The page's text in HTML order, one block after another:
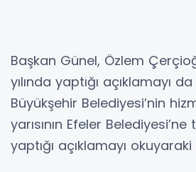
Başkan Günel, Özlem
yılında yaptığı açıklamayı
Büyükşehir Belediyesi’nin
yarısının Efeler
yaptığı açıklamayı okuyaraki